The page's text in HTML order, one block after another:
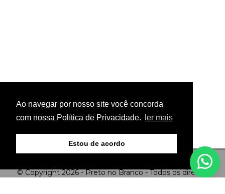
Ao navegar por nosso site você concorda
com nossa Política de Privacidade.
ler mais
Estou de acordo
© Copyright 2026 - Preto no Branco - Todos os direitos